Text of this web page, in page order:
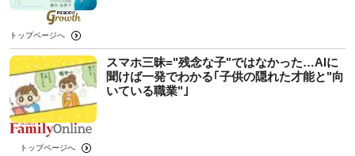
トップページへ
スマホ三昧="残念な子"ではなかった…AIに
聞けば一発でわかる｢子供の隠れた才能と"向
いている職業"｣
トップページへ